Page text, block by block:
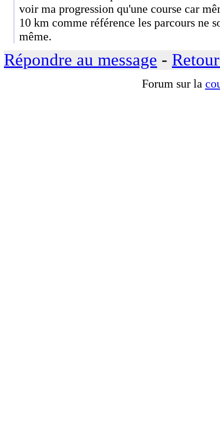
voir ma progression qu'une course car
10 km comme référence les parcours ne
même.
Répondre au message -
Forum sur la